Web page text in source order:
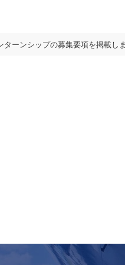
ターンシップの募集要項を掲載し